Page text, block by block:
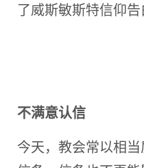
了威斯敏斯特信仰
不满意认信
今天，教会常以相